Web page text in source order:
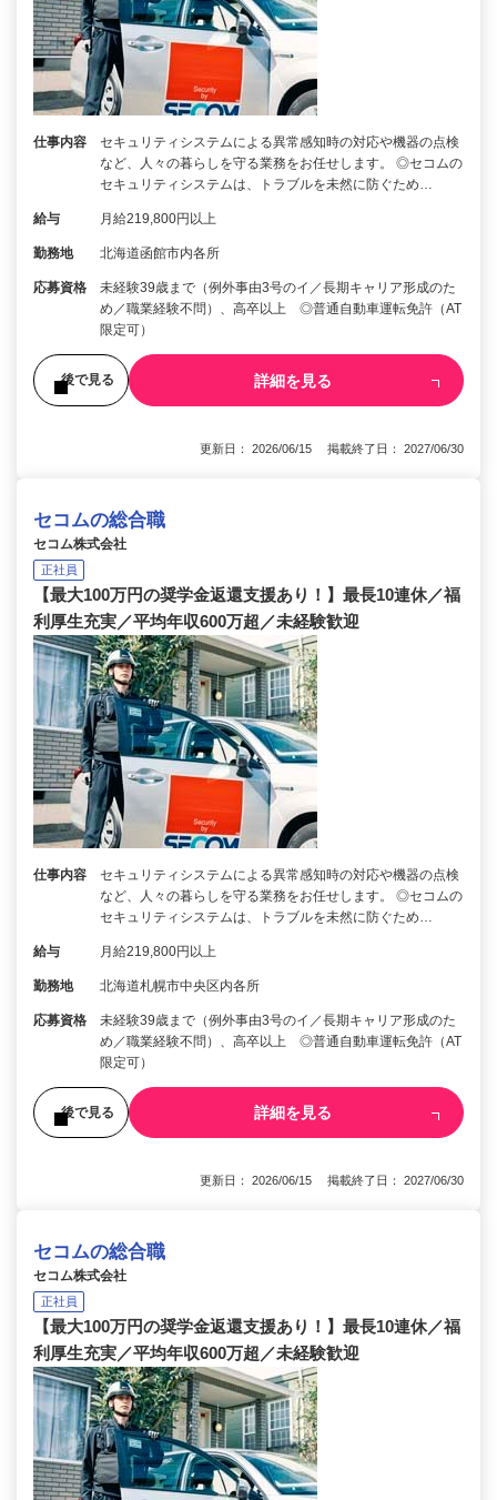
仕事内容
セキュリティシステムによる異常感知時の対応や機器の点検
など、人々の暮らしを守る業務をお任せします。 ◎セコムの
セキュリティシステムは、トラブルを未然に防ぐため…
給与 月給219,800円以上
勤務地 北海道函館市内各所
応募資格
未経験39歳まで（例外事由3号のイ／長期キャリア形成のた
め／職業経験不問）、高卒以上 ◎普通自動車運転免許（AT
限定可）
後で見る 詳細を見る
更新日： 2026/06/15 掲載終了日： 2027/06/30
セコムの総合職
セコム株式会社
正社員
【最大100万円の奨学金返還支援あり！】最長10連休／福
利厚生充実／平均年収600万超／未経験歓迎
仕事内容
セキュリティシステムによる異常感知時の対応や機器の点検
など、人々の暮らしを守る業務をお任せします。 ◎セコムの
セキュリティシステムは、トラブルを未然に防ぐため…
給与 月給219,800円以上
勤務地 北海道札幌市中央区内各所
応募資格
未経験39歳まで（例外事由3号のイ／長期キャリア形成のた
め／職業経験不問）、高卒以上 ◎普通自動車運転免許（AT
限定可）
後で見る 詳細を見る
更新日： 2026/06/15 掲載終了日： 2027/06/30
セコムの総合職
セコム株式会社
正社員
【最大100万円の奨学金返還支援あり！】最長10連休／福
利厚生充実／平均年収600万超／未経験歓迎